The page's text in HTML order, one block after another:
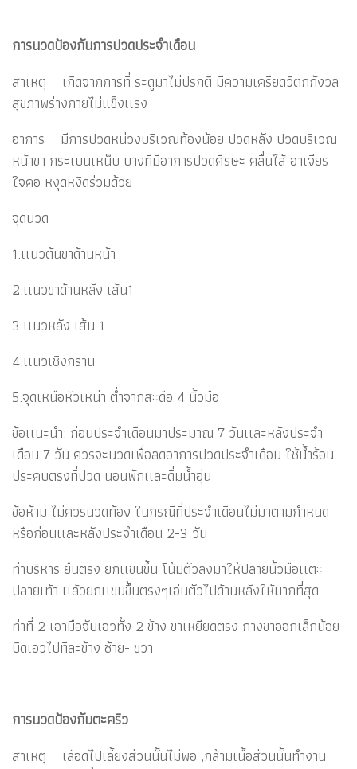
การนวดป้องกันการปวดประจำเดือน
สาเหตุ เกิดจากการที่ ระดูมาไม่ปรกติ มีความเครียดวิตกกังวล
สุขภาพร่างกายไม่แข็งเเรง
อาการ มีการปวดหน่วงบริเวณท้องน้อย ปวดหลัง ปวดบริเวณ
หน้าขา กระเบนเหน็บ บางทีมีอาการปวดศีรษะ คลื่นไส้ อาเจียร
ใจคอ หงุดหงิดร่วมด้วย
จุดนวด
1.เเนวต้นขาด้านหน้า
2.เเนวขาด้านหลัง เส้น1
3.เเนวหลัง เส้น 1
4.เเนวเชิงกราน
5.จุดเหนือหัวเหน่า ต่ำจากสะดือ 4 นิ้วมือ
ข้อเเนะนำ: ก่อนประจำเดือนมาประมาณ 7 วันเเละหลังประจำ
เดือน 7 วัน ควรจะนวดเพื่อลดอาการปวดประจำเดือน ใช้น้ำร้อน
ประคบตรงที่ปวด นอนพักเเละดื่มน้ำอุ่น
ข้อห้าม ไม่ควรนวดท้อง ในกรณีที่ประจำเดือนไม่มาตามกำหนด
หรือก่อนเเละหลังประจำเดือน 2-3 วัน
ท่าบริหาร ยืนตรง ยกเเขนขึ้น โน้มตัวลงมาให้ปลายนิ้วมือเเตะ
ปลายเท้า เเล้วยกเเขนขึ้นตรงๆเอ่นตัวไปด้านหลังให้มากที่สุด
ท่าที่ 2 เอามือจับเอวทั้ง 2 ข้าง ขาเหยียดตรง กางขาออกเล็กน้อย
บิดเอวไปทีละข้าง ซ้าย- ขวา
การนวดป้องกันตะคริว
สาเหตุ เลือดไปเลี้ยงส่วนนั้นไม่พอ ,กล้ามเนื้อส่วนนั้นทำงาน